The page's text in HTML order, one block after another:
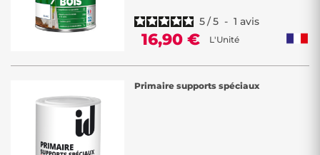
5/5 - 1 avis
16,90 € L'Unité
Primaire supports spéciaux